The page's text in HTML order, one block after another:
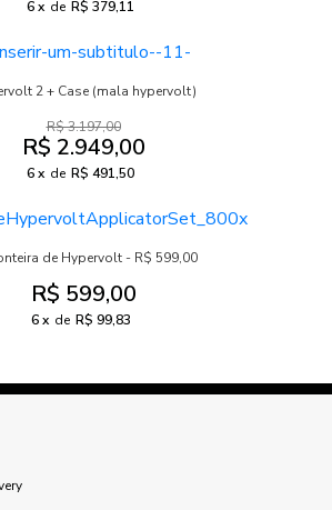
6 de R$ 379,11
2 + Case (mala hypervolt)
R$ 3.197,00
R$ 2.949,00
6 de R$ 491,50
de Hypervolt - R$ 599,00
R$ 599,00
6 de R$ 99,83